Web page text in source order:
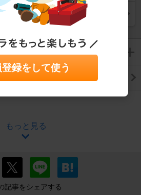
アマット) の一覧を見る
ーのコメントを見る
もっと見る
記事をシェアする
録をして使う